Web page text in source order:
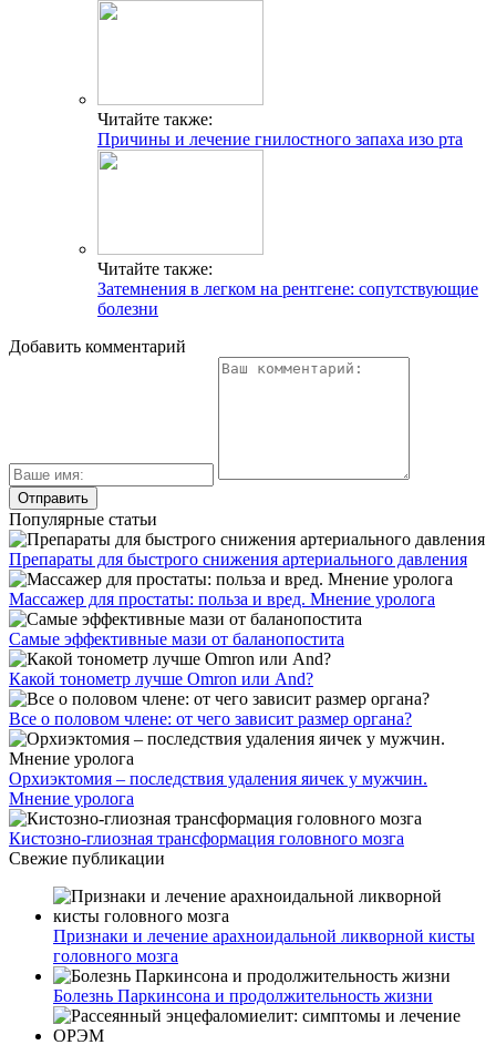
Читайте также:
Причины и лечение гнилостного запаха изо рта
Читайте также:
Затемнения в легком на рентгене: сопутствующие
болезни
Добавить комментарий
Популярные статьи
Препараты для быстрого снижения артериального давления
Массажер для простаты: польза и вред. Мнение уролога
Самые эффективные мази от баланопостита
Какой тонометр лучше Omron или And?
Все о половом члене: от чего зависит размер органа?
Орхиэктомия – последствия удаления яичек у мужчин.
Мнение уролога
Кистозно-глиозная трансформация головного мозга
Свежие публикации
Признаки и лечение арахноидальной ликворной кисты
головного мозга
Болезнь Паркинсона и продолжительность жизни